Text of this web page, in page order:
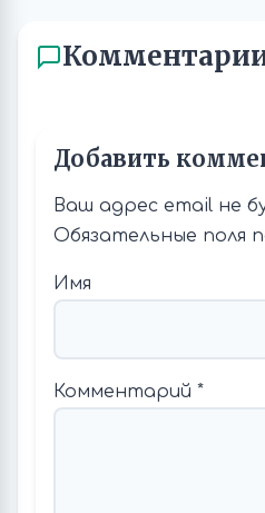
Добавить
Ваш адрес email не
Обязательные поля
Имя
Комментарий *